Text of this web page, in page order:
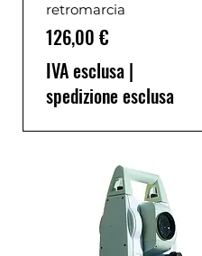
retromarcia
Prezzo
126,00 €
IVA esclusa |
spedizione esclusa